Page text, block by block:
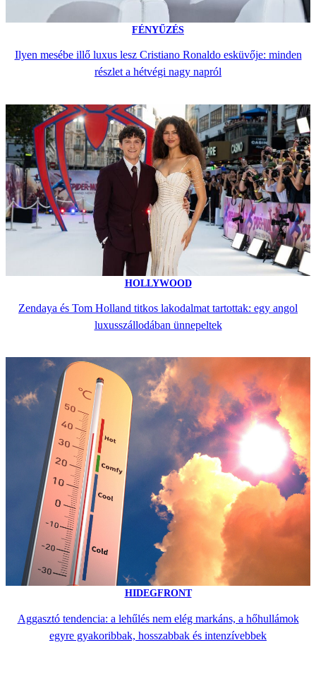
FÉNYŰZÉS
Ilyen mesébe illő luxus lesz Cristiano Ronaldo esküvője: minden
részlet a hétvégi nagy napról
HOLLYWOOD
Zendaya és Tom Holland titkos lakodalmat tartottak: egy angol
luxusszállodában ünnepeltek
HIDEGFRONT
Aggasztó tendencia: a lehűlés nem elég markáns, a hőhullámok
egyre gyakoribbak, hosszabbak és intenzívebbek